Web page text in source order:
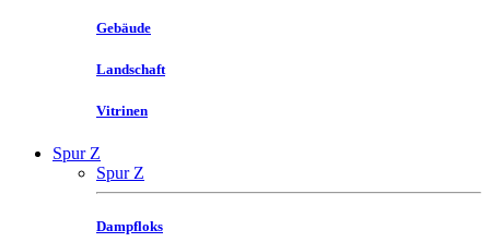
Gebäude
Landschaft
Vitrinen
Spur Z
Spur Z
Dampfloks